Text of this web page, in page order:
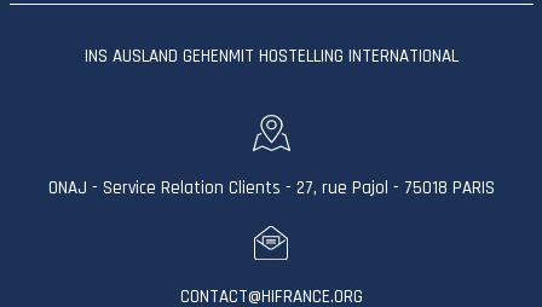
INS AUSLAND GEHENMIT HOSTELLING INTERNATIONAL
ONAJ - Service Relation Clients - 27, rue Pajol - 75018 PARIS
CONTACT@HIFRANCE.ORG